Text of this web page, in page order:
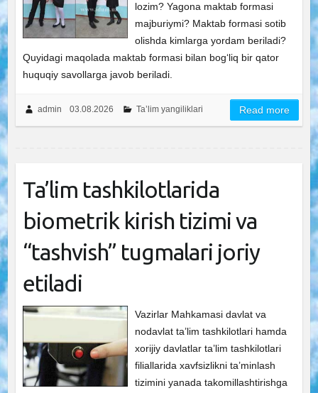
lozim? Yagona maktab formasi
majburiymi? Maktab formasi sotib
olishda kimlarga yordam beriladi?
Quyidagi maqolada maktab formasi bilan bog‘liq bir qator
huquqiy savollarga javob beriladi.
admin 03.08.2026 Ta’lim yangiliklari Read more
Ta’lim tashkilotlarida
biometrik kirish tizimi va
“tashvish” tugmalari joriy
etiladi
Vazirlar Mahkamasi davlat va
nodavlat ta’lim tashkilotlari hamda
xorijiy davlatlar ta’lim tashkilotlari
filiallarida xavfsizlikni ta’minlash
tizimini yanada takomillashtirishga